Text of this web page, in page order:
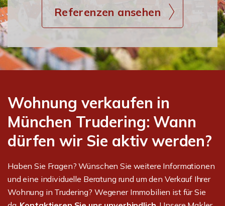
Referenzen ansehen
Wohnung verkaufen in
München Trudering: Wann
dürfen wir Sie aktiv werden?
Haben Sie Fragen? Wünschen Sie weitere Informationen
und eine individuelle Beratung rund um den Verkauf Ihrer
Wohnung in Trudering? Wegener Immobilien ist für Sie